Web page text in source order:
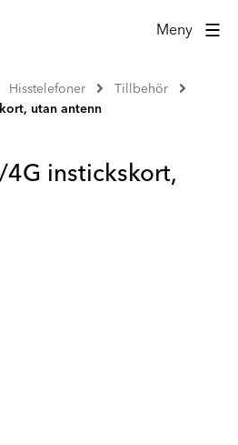
Meny
Hisstelefoner
Tillbehör
utan antenn
4G instickskort,